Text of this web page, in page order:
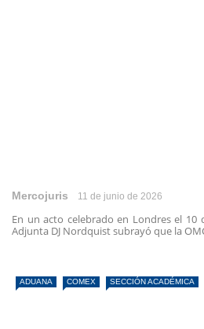
Mercojuris 11 de junio de 2026
En un acto celebrado en Londres el 10
Adjunta DJ Nordquist subrayó que la
ADUANA COMEX SECCIÓN ACADÉMICA